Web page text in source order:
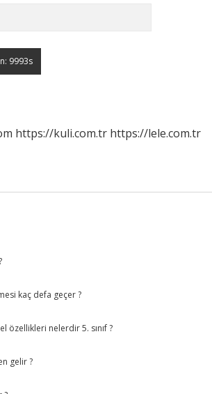
https://kuli.com.tr https://lele.com.tr
kaç defa geçer ?
özellikleri nelerdir 5. sınıf ?
gelir ?